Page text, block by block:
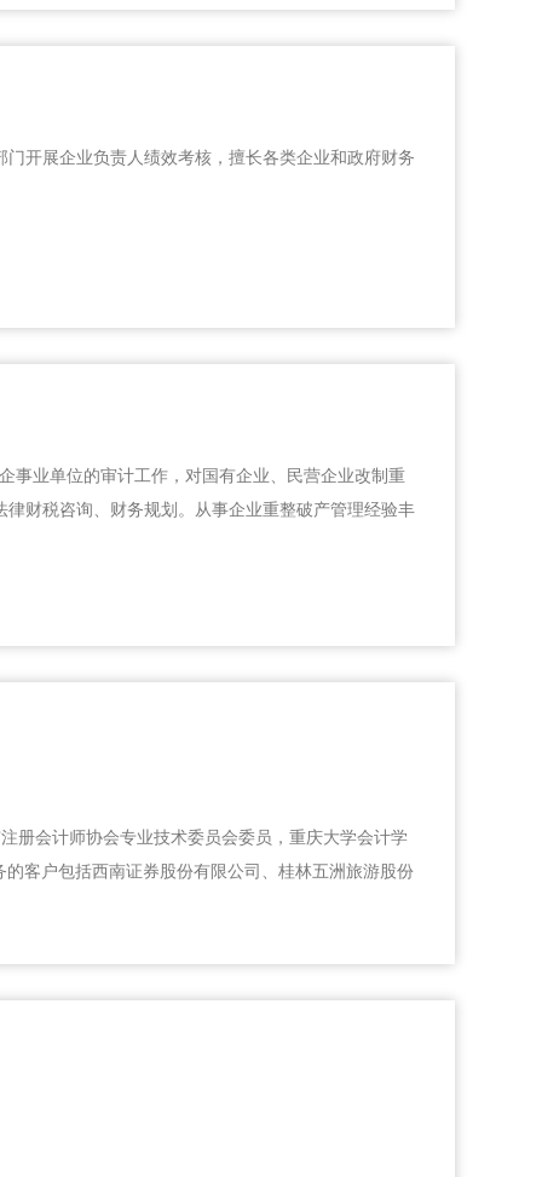
开展企业负责人绩效考核，擅长各类企业和政府财务
事业单位的审计工作，对国有企业、民营企业改制重
财税咨询、财务规划。从事企业重整破产管理经验丰
册会计师协会专业技术委员会委员，重庆大学会计学
客户包括西南证券股份有限公司、桂林五洲旅游股份